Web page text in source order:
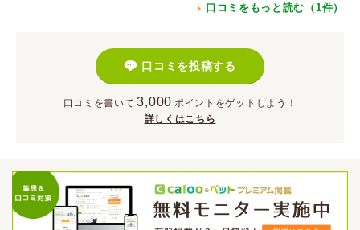
口コミをもっと読む（1件）
口コミを投稿する
口コミを書いて 3,000 ポイント をゲットしよう！
詳しくはこちら